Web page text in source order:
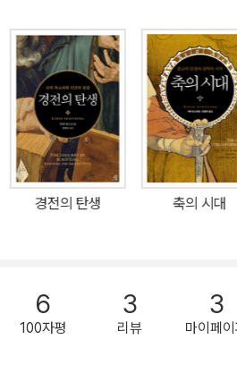
식을 얻기 전까지 모든 영혼은 불안하다
이나 “신이 존재한다면 인간은 아무것도
언은 인간의 삶에서 신이 차지하는 위상
고통스러운 삶 한가운데서 위안과 위로
념에 인간을 묶어놓고 자유와 해방을 가
간의 정신은 왜 신에게로 향하는 걸까?
까지 4천 년간 수많은 문명과 나라가 소
의 진동 속에서 신의 의미는 어떻게 변
암스트롱은 이 책에서 세 유일신 종교
초점을 맞춰 인간이 ‘신’을 어떻게 사유
“인간은 왜 신을 찾는가”라는 근본적인
경전의 탄생 축의 시대
6
100자평
3
리뷰
3
마이페이